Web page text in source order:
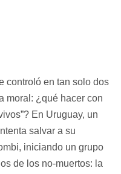
controló en tan solo dos
moral: ¿qué hacer con
En Uruguay, un
salvar a su
iniciando un grupo
de los no-muertos: la